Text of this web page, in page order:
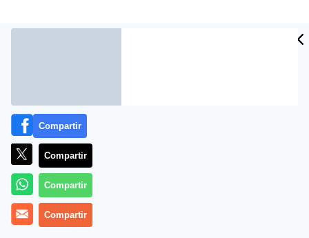
Más información
Compartir
Compartir
Compartir
Compartir